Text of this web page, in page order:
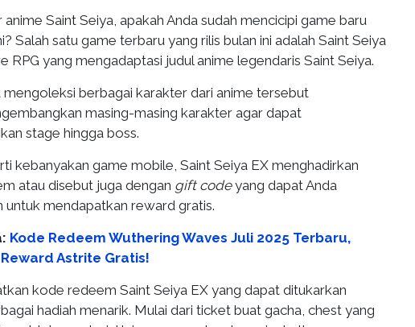
anime Saint Seiya, apakah Anda sudah mencicipi game baru
Salah satu game terbaru yang rilis bulan ini adalah Saint Seiya
RPG yang mengadaptasi judul anime legendaris Saint Seiya.
mengoleksi berbagai karakter dari anime tersebut
masing-masing karakter agar dapat
stage hingga boss.
kebanyakan game mobile, Saint Seiya EX menghadirkan
atau disebut juga dengan gift codeyang dapat Anda
untuk mendapatkan reward gratis.
Kode Redeem Wuthering Waves Juli 2025 Terbaru,
Astrite Gratis!
kode redeem Saint Seiya EX yang dapat ditukarkan
hadiah menarik. Mulai dari ticket buat gacha, chest yang